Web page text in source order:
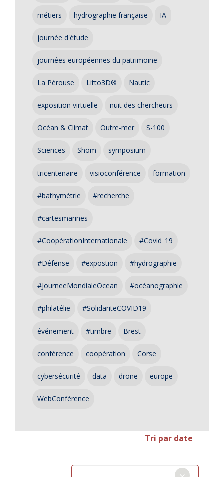
métiers hydrographie française IA
journée d'étude
journées européennes du patrimoine
La Pérouse Litto3D® Nautic
exposition virtuelle nuit des chercheurs
Océan & Climat Outre-mer S-100
Sciences Shom symposium
tricentenaire visioconférence formation
#bathymétrie #recherche
#cartesmarines
#CoopérationInternationale #Covid_19
#Défense #expostion #hydrographie
#JourneeMondialeOcean #océanographie
#philatélie #SolidariteCOVID19
événement #timbre Brest
conférence coopération Corse
cybersécurité data drone europe
WebConférence
Tri par date